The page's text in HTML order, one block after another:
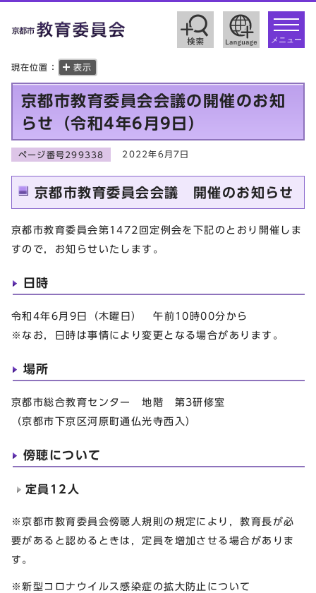
toggle
メニュー
現在位置： 表示
京都市教育委員会会議の開催のお知
らせ（令和4年6月9日）
ページ番号299338 2022年6月7日
京都市教育委員会会議 開催のお知らせ
京都市教育委員会第1472回定例会を下記のとおり開催しま
すので，お知らせいたします。
日時
令和4年6月9日（木曜日） 午前10時00分から
※なお，日時は事情により変更となる場合があります。
場所
京都市総合教育センター 地階 第3研修室
（京都市下京区河原町通仏光寺西入）
傍聴について
定員12人
※京都市教育委員会傍聴人規則の規定により，教育長が必
要があると認めるときは，定員を増加させる場合がありま
す。
※新型コロナウイルス感染症の拡大防止について